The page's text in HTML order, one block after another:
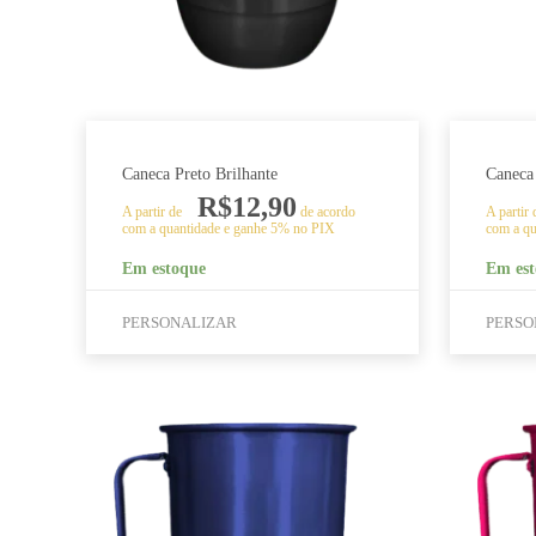
Caneca Preto Brilhante
A partir de R$12,90 de acordo
com a quantidade e ganhe 5% no PIX
Em estoque
PERSONALIZAR
variantes.
opções
A partir
com a
Em
variantes.
opções